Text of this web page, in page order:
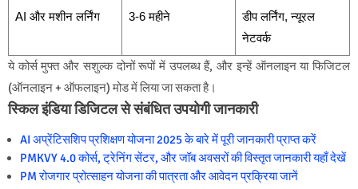
AI और मशीन लर्निंग 3-6 महीने
डीप लर्निंग, न्यूरल
नेटवर्क
ये कोर्स मुफ्त और सशुल्क दोनों रूपों में उपलब्ध हैं, और इन्हें ऑनलाइन या फिजिटल
(ऑनलाइन + ऑफलाइन) मोड में लिया जा सकता है।
स्किल इंडिया डिजिटल से संबंधित उपयोगी जानकारी
AI अप्रेंटिसशिप प्रशिक्षण योजना 2025 के बारे में पूरी जानकारी प्राप्त करें
PMKVY 4.0 कोर्स, ट्रेनिंग सेंटर, और जॉब अवसरों की विस्तृत जानकारी यहाँ देखें
PM रोजगार प्रोत्साहन योजना की पात्रता और आवेदन प्रक्रिया जानें